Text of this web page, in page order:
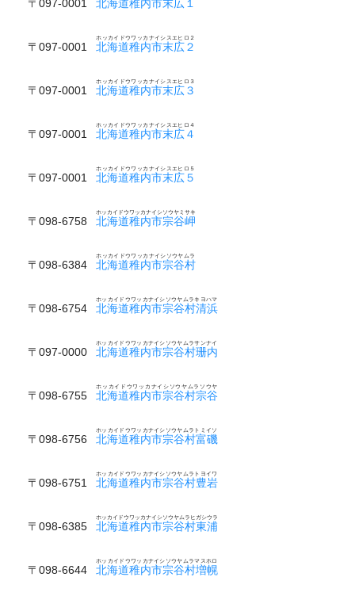
〒097-0001 北海道稚内市末広１
〒097-0001 北海道稚内市末広２
ホッカイドウワッカナイシスエヒロ２
〒097-0001 北海道稚内市末広３
ホッカイドウワッカナイシスエヒロ３
〒097-0001 北海道稚内市末広４
ホッカイドウワッカナイシスエヒロ４
〒097-0001 北海道稚内市末広５
ホッカイドウワッカナイシスエヒロ５
〒098-6758 北海道稚内市宗谷岬
ホッカイドウワッカナイシソウヤミサキ
〒098-6384 北海道稚内市宗谷村
ホッカイドウワッカナイシソウヤムラ
〒098-6754 北海道稚内市宗谷村清浜
ホッカイドウワッカナイシソウヤムラキヨハマ
〒097-0000 北海道稚内市宗谷村珊内
ホッカイドウワッカナイシソウヤムラサンナイ
〒098-6755 北海道稚内市宗谷村宗谷
ホッカイドウワッカナイシソウヤムラソウヤ
〒098-6756 北海道稚内市宗谷村富磯
ホッカイドウワッカナイシソウヤムラトミイソ
〒098-6751 北海道稚内市宗谷村豊岩
ホッカイドウワッカナイシソウヤムラトヨイワ
〒098-6385 北海道稚内市宗谷村東浦
ホッカイドウワッカナイシソウヤムラヒガシウラ
〒098-6644 北海道稚内市宗谷村増幌
ホッカイドウワッカナイシソウヤムラマスホロ